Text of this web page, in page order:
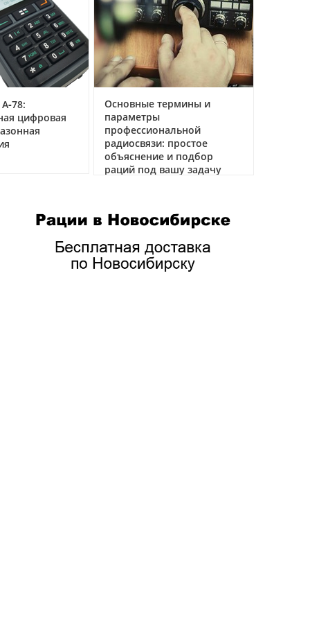
цифровая
Основные термины и
параметры
профессиональной
радиосвязи: простое
объяснение и подбор
раций под вашу задачу